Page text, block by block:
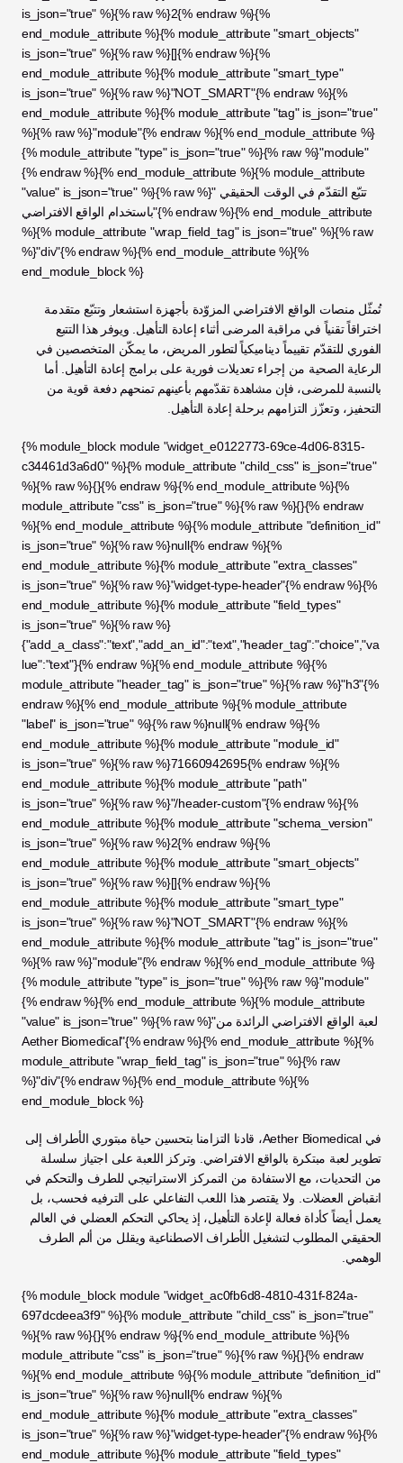
is_json="true" %}{% raw %}2{% endraw %}{%
end_module_attribute %}{% module_attribute "smart_objects"
is_json="true" %}{% raw %}[]{% endraw %}{%
end_module_attribute %}{% module_attribute "smart_type"
is_json="true" %}{% raw %}"NOT_SMART"{% endraw %}{%
end_module_attribute %}{% module_attribute "tag" is_json="true"
%}{% raw %}"module"{% endraw %}{% end_module_attribute %}
{% module_attribute "type" is_json="true" %}{% raw %}"module"
{% endraw %}{% end_module_attribute %}{% module_attribute
"value" is_json="true" %}{% raw %}"تتبّع التقدّم في الوقت الحقيقي
باستخدام الواقع الافتراضي"{% endraw %}{% end_module_attribute
%}{% module_attribute "wrap_field_tag" is_json="true" %}{% raw
%}"div"{% endraw %}{% end_module_attribute %}{%
end_module_block %}
التحفيز، وتعزّز التزامهم برحلة إعادة التأهيل.
{% module_block module "widget_e0122773-69ce-4d06-8315-
c34461d3a6d0" %}{% module_attribute "child_css" is_json="true"
%}{% raw %}{}{% endraw %}{% end_module_attribute %}{%
module_attribute "css" is_json="true" %}{% raw %}{}{% endraw
%}{% end_module_attribute %}{% module_attribute "definition_id"
is_json="true" %}{% raw %}null{% endraw %}{%
end_module_attribute %}{% module_attribute "extra_classes"
is_json="true" %}{% raw %}"widget-type-header"{% endraw %}{%
end_module_attribute %}{% module_attribute "field_types"
is_json="true" %}{% raw %}
{"add_a_class":"text","add_an_id":"text","header_tag":"choice","va
lue":"text"}{% endraw %}{% end_module_attribute %}{%
module_attribute "header_tag" is_json="true" %}{% raw %}"h3"{%
endraw %}{% end_module_attribute %}{% module_attribute
"label" is_json="true" %}{% raw %}null{% endraw %}{%
end_module_attribute %}{% module_attribute "module_id"
is_json="true" %}{% raw %}71660942695{% endraw %}{%
end_module_attribute %}{% module_attribute "path"
is_json="true" %}{% raw %}"/header-custom"{% endraw %}{%
end_module_attribute %}{% module_attribute "schema_version"
is_json="true" %}{% raw %}2{% endraw %}{%
end_module_attribute %}{% module_attribute "smart_objects"
is_json="true" %}{% raw %}[]{% endraw %}{%
end_module_attribute %}{% module_attribute "smart_type"
is_json="true" %}{% raw %}"NOT_SMART"{% endraw %}{%
end_module_attribute %}{% module_attribute "tag" is_json="true"
%}{% raw %}"module"{% endraw %}{% end_module_attribute %}
{% module_attribute "type" is_json="true" %}{% raw %}"module"
{% endraw %}{% end_module_attribute %}{% module_attribute
"value" is_json="true" %}{% raw %}"لعبة الواقع الافتراضي الرائدة من
Aether Biomedical"{% endraw %}{% end_module_attribute %}{%
module_attribute "wrap_field_tag" is_json="true" %}{% raw
%}"div"{% endraw %}{% end_module_attribute %}{%
end_module_block %}
الوهمي.
{% module_block module "widget_ac0fb6d8-4810-431f-824a-
697dcdeea3f9" %}{% module_attribute "child_css" is_json="true"
%}{% raw %}{}{% endraw %}{% end_module_attribute %}{%
module_attribute "css" is_json="true" %}{% raw %}{}{% endraw
%}{% end_module_attribute %}{% module_attribute "definition_id"
is_json="true" %}{% raw %}null{% endraw %}{%
end_module_attribute %}{% module_attribute "extra_classes"
is_json="true" %}{% raw %}"widget-type-header"{% endraw %}{%
end_module_attribute %}{% module_attribute "field_types"